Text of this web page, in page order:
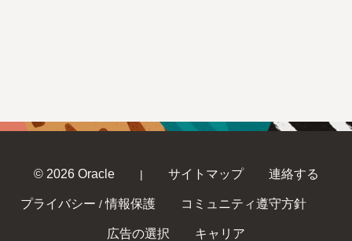
© 2026 Oracle | サイトマップ 連絡する
プライバシー / 情報保護 コミュニティ遵守方針
広告の選択 キャリア